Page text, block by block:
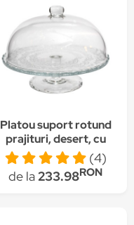
Platou suport rotund
prajituri, desert, cu
capac, din sticla
(4)
de la233.98RON